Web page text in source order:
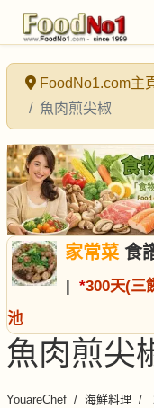
FoodNo1.com主
魚肉煎尖椒
家常菜食
| *300天(三
池
魚肉煎尖
YouareChef 海鮮料理